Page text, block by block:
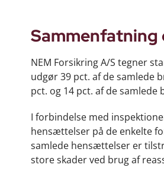
Sammenfatning
NEM Forsikring A/S tegner
udgør 39 pct. af de samlede
pct. og 14 pct. af de
I forbindelse med
hensættelser på de enkelte
samlede hensættelser er
store skader ved brug af